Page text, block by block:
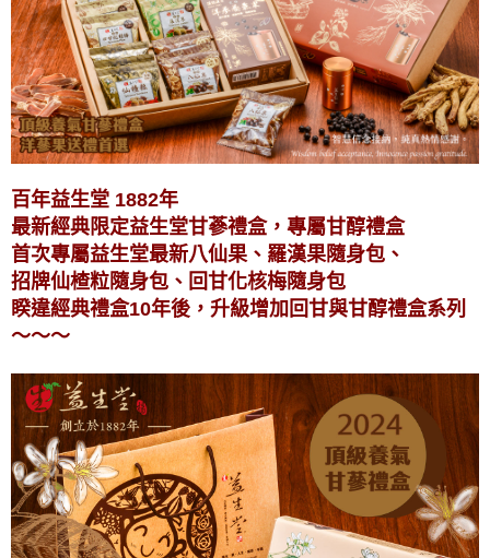
百年益生堂 1882年
最新經典限定益生堂甘蔘禮盒，專屬甘醇禮盒
首次專屬益生堂最新八仙果、羅漢果隨身包、
招牌仙楂粒隨身包、回甘化核梅隨身包
睽違經典禮盒10年後，升級增加回甘與甘醇禮盒系列
～～～